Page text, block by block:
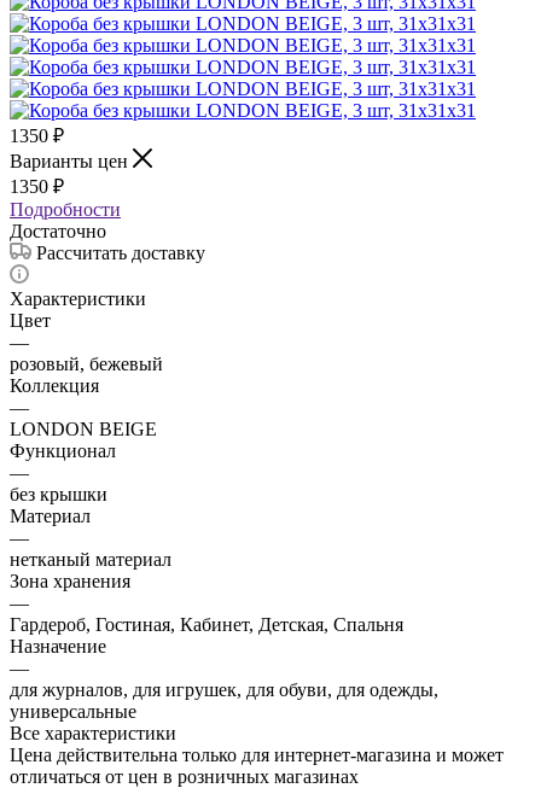
1350 ₽
Варианты цен
1350 ₽
Подробности
Достаточно
Рассчитать доставку
Характеристики
Цвет
—
розовый, бежевый
Коллекция
—
LONDON BEIGE
Функционал
—
без крышки
Материал
—
нетканый материал
Зона хранения
—
Гардероб, Гостиная, Кабинет, Детская, Спальня
Назначение
—
для журналов, для игрушек, для обуви, для одежды,
универсальные
Все характеристики
Цена действительна только для интернет-магазина и может
отличаться от цен в розничных магазинах